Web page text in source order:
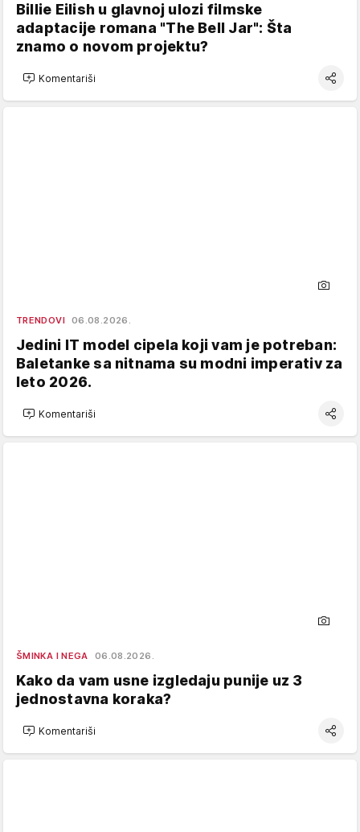
Billie Eilish u glavnoj ulozi filmske
adaptacije romana "The Bell Jar": Šta
znamo o novom projektu?
Komentariši
TRENDOVI 06.08.2026.
Jedini IT model cipela koji vam je potreban:
Baletanke sa nitnama su modni imperativ za
leto 2026.
Komentariši
ŠMINKA I NEGA 06.08.2026.
Kako da vam usne izgledaju punije uz 3
jednostavna koraka?
Komentariši